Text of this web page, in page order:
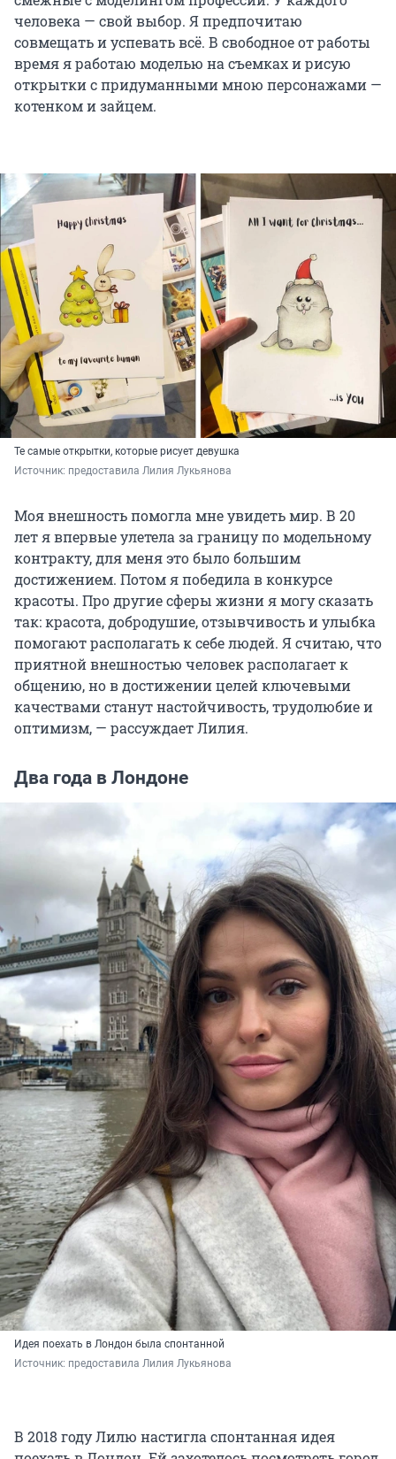
человека — свой выбор. Я предпочитаю
совмещать и успевать всё. В свободное от работы
время я работаю моделью на съемках и рисую
открытки с придуманными мною персонажами —
котенком и зайцем.
Те самые открытки, которые рисует девушка
Источник: предоставила Лилия Лукьянова
Моя внешность помогла мне увидеть мир. В 20
лет я впервые улетела за границу по модельному
контракту, для меня это было большим
достижением. Потом я победила в конкурсе
красоты. Про другие сферы жизни я могу сказать
так: красота, добродушие, отзывчивость и улыбка
помогают располагать к себе людей. Я считаю, что
приятной внешностью человек располагает к
общению, но в достижении целей ключевыми
качествами станут настойчивость, трудолюбие и
оптимизм, — рассуждает Лилия.
Два года в Лондоне
Идея поехать в Лондон была спонтанной
Источник: предоставила Лилия Лукьянова
В 2018 году Лилю настигла спонтанная идея